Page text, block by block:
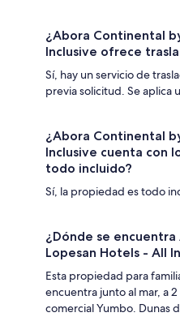
¿Abora Continental
Inclusive ofrece
Sí, hay un servicio de
previa solicitud. Se aplica
¿Abora Continental
Inclusive cuenta con
todo incluido?
Sí, la propiedad es todo
¿Dónde se
Lopesan Hotels - All
Esta propiedad para
encuentra junto al mar, a
comercial Yumbo. Dunas